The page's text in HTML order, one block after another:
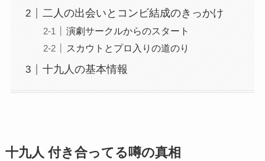
二人の出会いとコンビ結成のきっかけ
演劇サークルからのスタート
スカウトとプロ入りの道のり
十九人の基本情報
十九人 付き合ってる噂の真相